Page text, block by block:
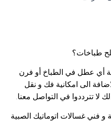
طباخات؟
أي عطل في الطباخ أو فرن
الى امكانية فك و نقل
لا تترددوا في التواصل معنا.
فني غسالات اتوماتيك الصبية